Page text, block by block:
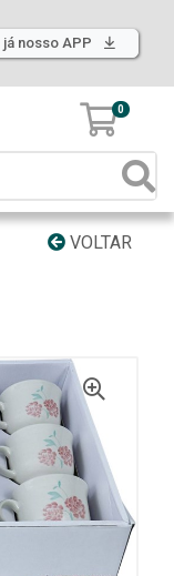
já nosso APP
0
VOLTAR